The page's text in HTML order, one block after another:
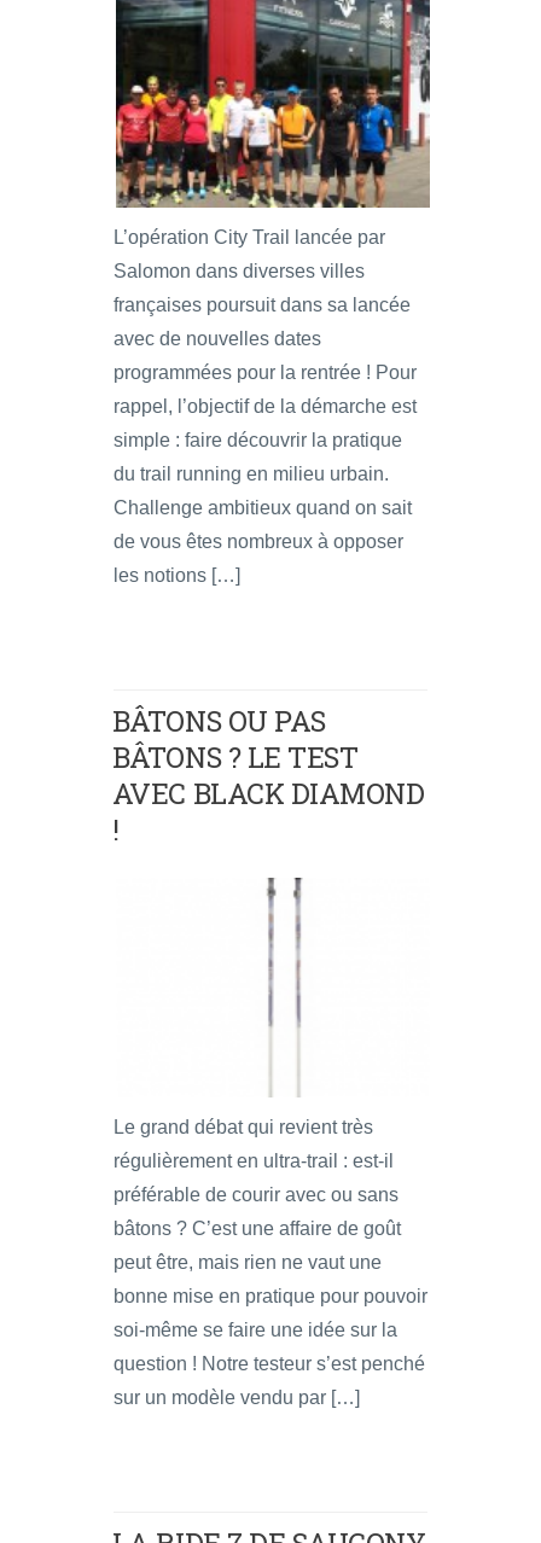
L’opération City Trail lancée par
Salomon dans diverses villes
françaises poursuit dans sa lancée
avec de nouvelles dates
programmées pour la rentrée ! Pour
rappel, l’objectif de la démarche est
simple : faire découvrir la pratique
du trail running en milieu urbain.
Challenge ambitieux quand on sait
de vous êtes nombreux à opposer
les notions […]
BÂTONS OU PAS
BÂTONS ? LE TEST
AVEC BLACK DIAMOND
!
Le grand débat qui revient très
régulièrement en ultra-trail : est-il
préférable de courir avec ou sans
bâtons ? C’est une affaire de goût
peut être, mais rien ne vaut une
bonne mise en pratique pour pouvoir
soi-même se faire une idée sur la
question ! Notre testeur s’est penché
sur un modèle vendu par […]